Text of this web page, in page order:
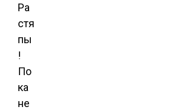
Ра
стя
пы
!
По
ка
не